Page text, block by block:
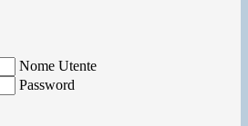
Nome Utente
Password